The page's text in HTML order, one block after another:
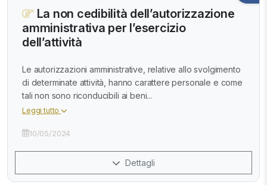
La non cedibilità dell’autorizzazione
amministrativa per l’esercizio
dell’attività
Le autorizzazioni amministrative, relative allo svolgimento
di determinate attività, hanno carattere personale e come
tali non sono riconducibili ai beni...
Leggi tutto
10/05/2024
Dettagli